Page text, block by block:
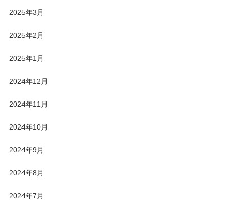
2025年3月
2025年2月
2025年1月
2024年12月
2024年11月
2024年10月
2024年9月
2024年8月
2024年7月